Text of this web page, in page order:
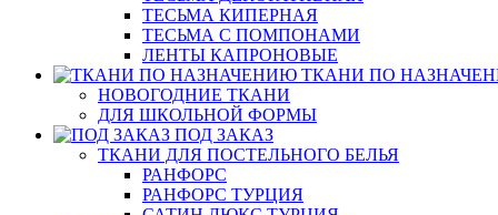
ТЕСЬМА КИПЕРНАЯ
ТЕСЬМА С ПОМПОНАМИ
ЛЕНТЫ КАПРОНОВЫЕ
ТКАНИ ПО
НОВОГОДНИЕ ТКАНИ
ДЛЯ ШКОЛЬНОЙ ФОРМЫ
ПОД ЗАКАЗ
ТКАНИ ДЛЯ ПОСТЕЛЬНОГО БЕЛЬЯ
РАНФОРС
РАНФОРС ТУРЦИЯ